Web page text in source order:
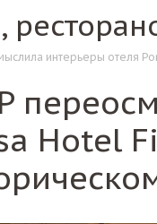
интерьеры отеля
Hotel